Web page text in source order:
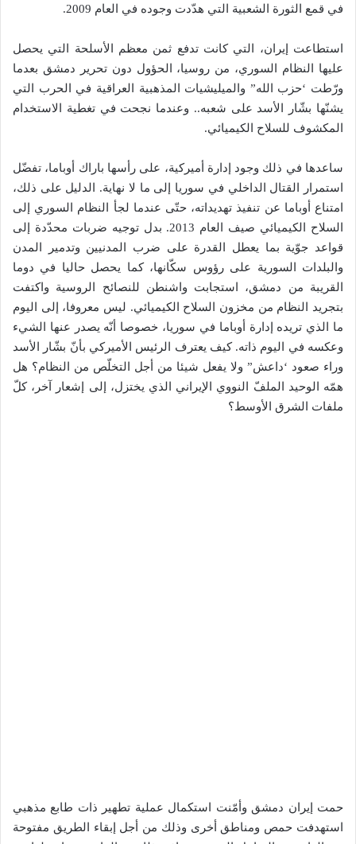
في قمع الثورة الشعبية التي هدّدت وجوده في العام 2009.
استطاعت إيران، التي كانت تدفع ثمن معظم الأسلحة التي يحصل
عليها النظام السوري، من روسيا، الحؤول دون تحرير دمشق بعدما
ورّطت ‘حزب الله” والميليشيات المذهبية العراقية في الحرب التي
يشنّها بشّار الأسد على شعبه.. وعندما نجحت في تغطية الاستخدام
المكشوف للسلاح الكيميائي.
ساعدها في ذلك وجود إدارة أميركية، على رأسها باراك أوباما، تفضّل
استمرار القتال الداخلي في سوريا إلى ما لا نهاية. الدليل على ذلك،
امتناع أوباما عن تنفيذ تهديداته، حتّى عندما لجأ النظام السوري إلى
السلاح الكيميائي صيف العام 2013. بدل توجيه ضربات محدّدة إلى
قواعد جوّية بما يعطل القدرة على ضرب المدنيين وتدمير المدن
والبلدات السورية على رؤوس سكّانها، كما يحصل حاليا في دوما
القريبة من دمشق، استجابت واشنطن للنصائح الروسية واكتفت
بتجريد النظام من مخزون السلاح الكيميائي. ليس معروفا، إلى اليوم
ما الذي تريده إدارة أوباما في سوريا، خصوصا أنّه يصدر عنها الشيء
وعكسه في اليوم ذاته. كيف يعترف الرئيس الأميركي بأنّ بشّار الأسد
وراء صعود ‘داعش” ولا يفعل شيئا من أجل التخلّص من النظام؟ هل
همّه الوحيد الملفّ النووي الإيراني الذي يختزل، إلى إشعار آخر، كلّ
ملفات الشرق الأوسط؟
حمت إيران دمشق وأمّنت استكمال عملية تطهير ذات طابع مذهبي
استهدفت حمص ومناطق أخرى وذلك من أجل إبقاء الطريق مفتوحة